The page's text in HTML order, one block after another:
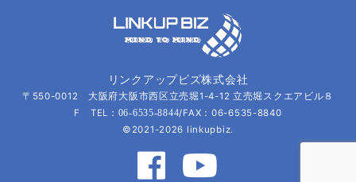
リンクアップビズ株式会社
〒550-0012 大阪府大阪市西区立売堀1-4-12 立売堀スクエアビル８
F TEL： 06-6535-8844/FAX：06-6535-8840
©2021-2026 linkupbiz.